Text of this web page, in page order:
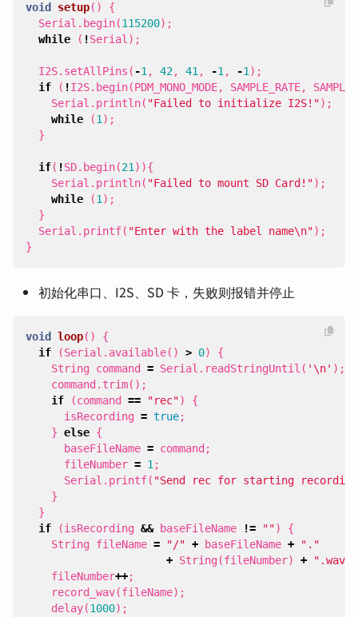
void setup()
{
Serial . begin(115200);
while
( !Serial);
I2S. setAllPins ( -1, 42, 41, -1, -1);
if
( !I2S. begin(PDM_MONO_MODE, SAMPLE_RATE,
Serial . println( "Failed to initialize I2S!");
while
(1);
}
if( !SD. begin(21)){
Serial . println( "Failed to mount SD Card!");
while
(1);
}
Serial . printf( "Enter with the label name\n");
}
初始化串口、I2S、SD 卡，失败则报错并停止
void loop()
{
if
(Serial . available() > 0)
{
String command = Serial . readStringUntil ( '\n' );
command . trim();
if
(command == "rec")
{
isRecording = true;
} else {
baseFileName = command ;
fileNumber = 1;
Serial . printf( "Send rec for starting
}
}
if
(isRecording && baseFileName != "")
{
String fileName = "/" + baseFileName +
"."
+ String(fileNumber) + ".wav"
fileNumber++;
record_wav(fileName);
delay(1000);